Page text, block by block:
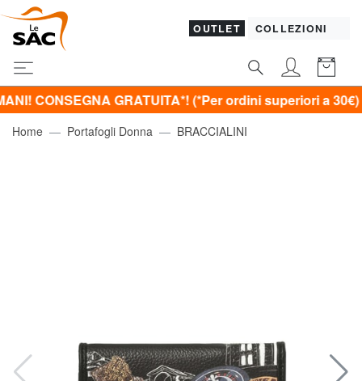
OUTLET COLLEZIONI
GRATUITA*! (*Per ordini superiori a 30€)
Home Portafogli Donna BRACCIALINI